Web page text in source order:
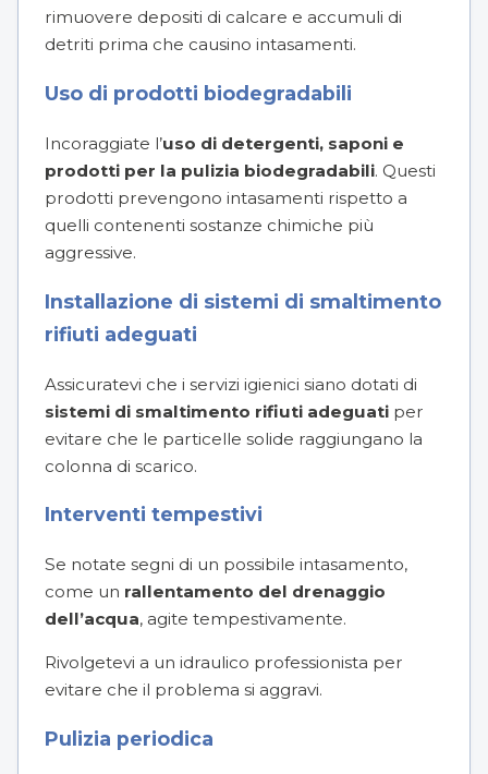
rimuovere depositi di calcare e accumuli di
detriti prima che causino intasamenti.
Uso di prodotti biodegradabili
Incoraggiate l’uso di detergenti, saponi e
prodotti per la pulizia biodegradabili. Questi
prodotti prevengono intasamenti rispetto a
quelli contenenti sostanze chimiche più
aggressive.
Installazione di sistemi di smaltimento
rifiuti adeguati
Assicuratevi che i servizi igienici siano dotati di
sistemi di smaltimento rifiuti adeguati per
evitare che le particelle solide raggiungano la
colonna di scarico.
Interventi tempestivi
Se notate segni di un possibile intasamento,
come un rallentamento del drenaggio
dell’acqua, agite tempestivamente.
Rivolgetevi a un idraulico professionista per
evitare che il problema si aggravi.
Pulizia periodica